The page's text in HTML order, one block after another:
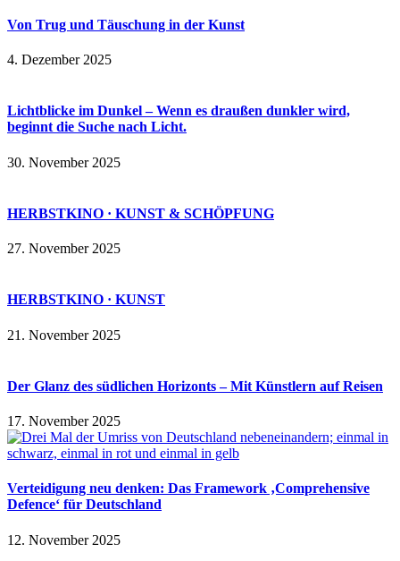
Von Trug und Täuschung in der Kunst
4. Dezember 2025
Lichtblicke im Dunkel – Wenn es draußen dunkler wird,
beginnt die Suche nach Licht.
30. November 2025
HERBSTKINO · KUNST & SCHÖPFUNG
27. November 2025
HERBSTKINO · KUNST
21. November 2025
Der Glanz des südlichen Horizonts – Mit Künstlern auf Reisen
17. November 2025
Verteidigung neu denken: Das Framework ‚Comprehensive
Defence‘ für Deutschland
12. November 2025